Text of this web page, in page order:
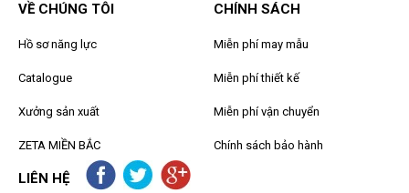
VỀ CHÚNG TÔI
Hồ sơ năng lực
Catalogue
Xưởng sản xuất
ZETA MIỀN BẮC
CHÍNH SÁCH
Miễn phí may mẫu
Miễn phí thiết kế
Miễn phí vận chuyển
Chính sách bảo hành
LIÊN HỆ